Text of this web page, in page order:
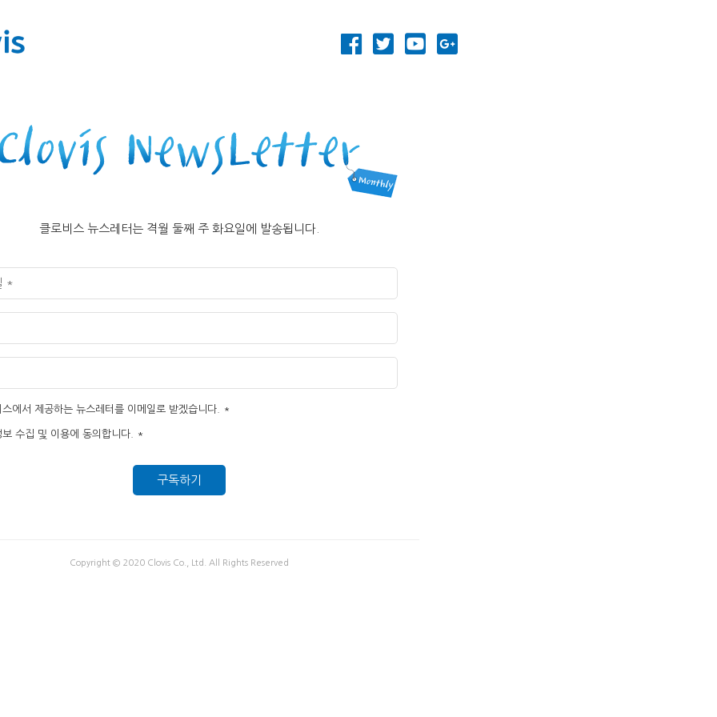
클로비스 뉴스레터는 격월 둘째 주 화요일에 발송됩니다.
스에서 제공하는 뉴스레터를 이메일로 받겠습니다. *
보 수집 및 이용에 동의합니다. *
Copyright © 2020 Clovis Co., Ltd. All Rights Reserved